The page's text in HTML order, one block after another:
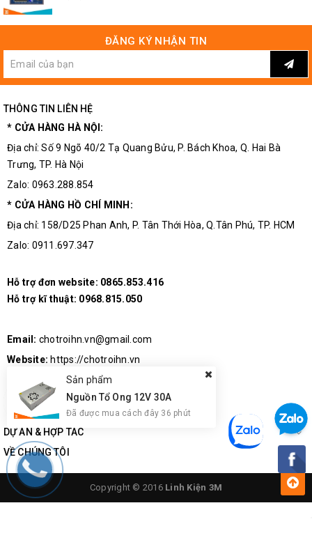
ĐĂNG KÝ NHẬN TIN
THÔNG TIN LIÊN HỆ
* CỬA HÀNG HÀ NỘI:
Địa chỉ: Số 9 Ngõ 40/2 Tạ Quang Bửu, P. Bách Khoa, Q. Hai Bà
Trưng, TP. Hà Nội
Zalo: 0963.288.854
* CỬA HÀNG HỒ CHÍ MINH:
Địa chỉ: 158/D25 Phan Anh, P. Tân Thới Hòa, Q.Tân Phú, TP. HCM
Zalo: 0911.697.347
Hỗ trợ đơn website: 0865.853.416
Hỗ trợ kĩ thuật: 0968.815.050
Email: chotroihn.vn@gmail.com
Website: https://chotroihn.vn
DỰ ÁN & HỢP TÁC
VỀ CHÚNG TÔI
Copyright © 2016 Linh Kiện 3M
Sản phẩm
Nguồn Tổ Ong 12V 30A
Đã được mua cách đây 36 phút